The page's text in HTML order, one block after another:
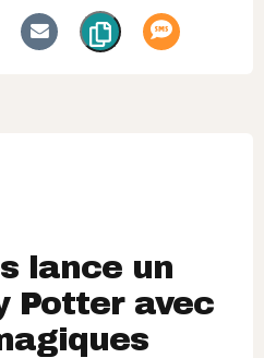
lance un
Potter avec